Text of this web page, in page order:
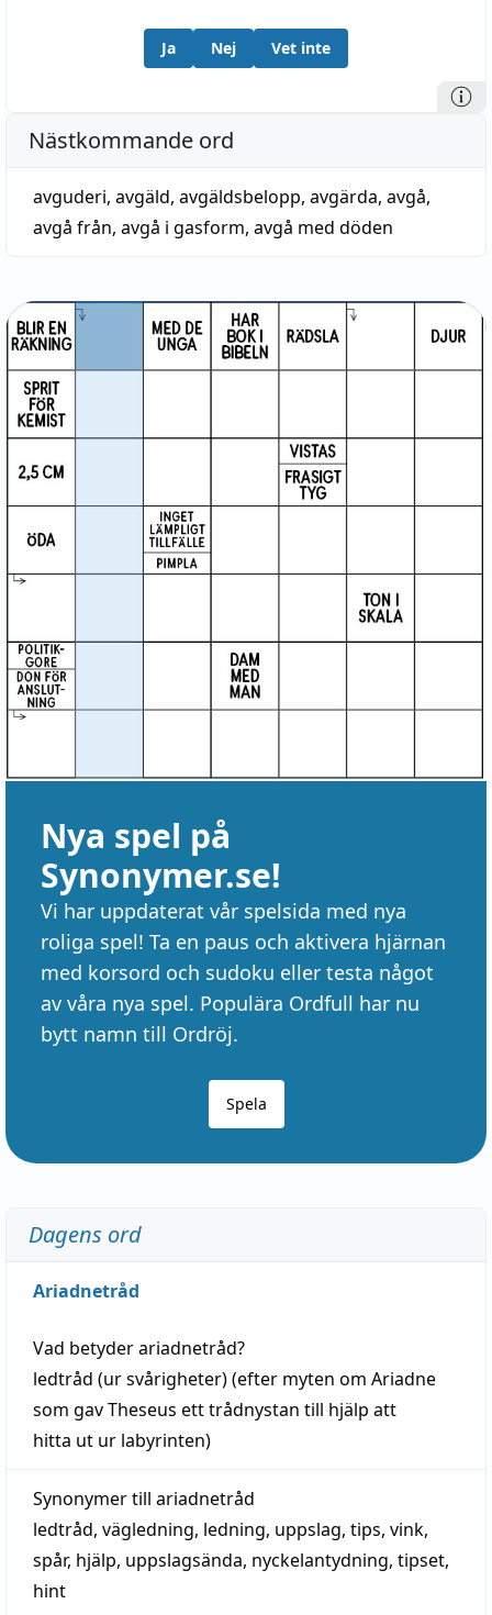
Ja Nej Vet inte
Nästkommande ord
avguderi, avgäld, avgäldsbelopp, avgärda, avgå,
avgå från, avgå i gasform, avgå med döden
Nya spel på
Synonymer.se!
Vi har uppdaterat vår spelsida med nya
roliga spel! Ta en paus och aktivera hjärnan
med korsord och sudoku eller testa något
av våra nya spel. Populära Ordfull har nu
bytt namn till Ordröj.
Spela
Dagens ord
Ariadnetråd
Vad betyderariadnetråd?
ledtråd (ur svårigheter) (efter myten om Ariadne
som gav Theseus ett trådnystan till hjälp att
hitta ut ur labyrinten)
Synonymer till ariadnetråd
ledtråd, vägledning, ledning, uppslag, tips, vink,
spår, hjälp, uppslagsända, nyckelantydning, tipset,
hint